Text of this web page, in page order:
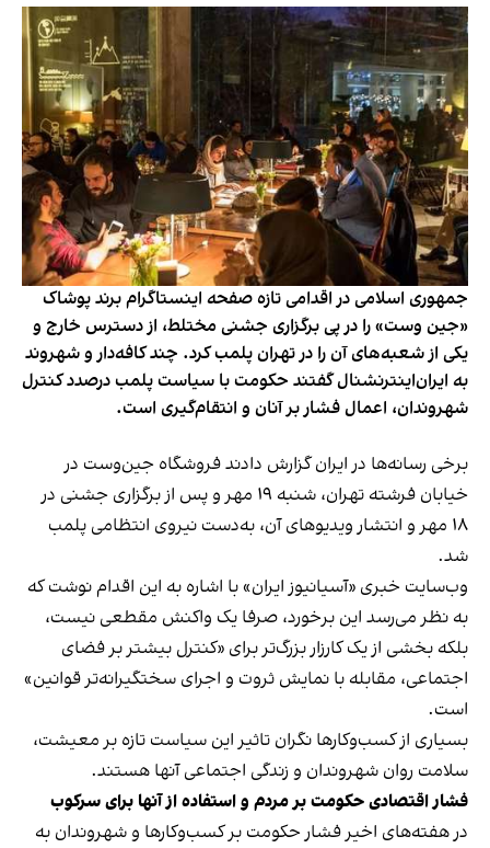
جمهوری اسلامی در اقدامی تازه صفحه اینستاگرام برند پوشاک
«جین وست» را در پی برگزاری جشنی مختلط، از دسترس خارج و
یکی از شعبه‌های آن را در تهران پلمب کرد. چند کافه‌‌دار و شهروند
به ایران‌اینترنشنال گفتند حکومت با سیاست پلمب درصدد کنترل
شهروندان، اعمال فشار بر آنان و انتقام‌گیری است.
برخی رسانه‌ها در ایران گزارش دادند فروشگاه جین‌وست در
خیابان فرشته تهران، شنبه ۱۹ مهر و پس از برگزاری جشنی در
۱۸ مهر و انتشار ویدیوهای آن، به‌دست نیروی انتظامی پلمب
شد.
وب‌سایت خبری «آسیانیوز ایران» با اشاره به این اقدام نوشت که
به نظر می‌رسد این برخورد، صرفا یک واکنش مقطعی نیست،
بلکه بخشی از یک کارزار بزرگ‌تر برای «کنترل بیشتر بر فضای
اجتماعی، مقابله با نمایش ثروت و اجرای سختگیرانه‌تر قوانین»
است.
بسیاری از کسب‌وکارها نگران تاثیر این سیاست‌ تازه بر معیشت،
سلامت روان شهروندان و زندگی اجتماعی آنها هستند.
فشار اقتصادی حکومت بر مردم و استفاده از آنها برای سرکوب
در هفته‌های اخیر فشار حکومت بر کسب‌وکارها و شهروندان به